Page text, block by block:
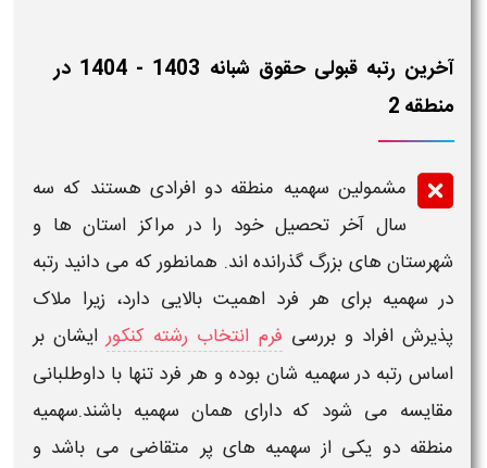
آخرین رتبه قبولی حقوق​ شبانه 1403 - 1404 در
منطقه 2
مشمولین سهمیه منطقه دو افرادی هستند که سه
سال آخرتحصیل خود را در مراکز استان ها و
شهرستان های بزرگ گذرانده اند. همانطور که می دانید رتبه
در سهمیهبرای هر فرد اهمیت بالایی دارد، زیرا ملاک
پذیرش افراد و بررسی فرم انتخاب رشته کنکورایشان بر
اساس رتبه در سهمیه شان بوده و هر فرد تنها با داوطلبانی
مقایسه می شود که دارای همان سهمیه باشند.سهمیه
منطقه دو یکی از سهمیه های پر متقاضی می باشد و